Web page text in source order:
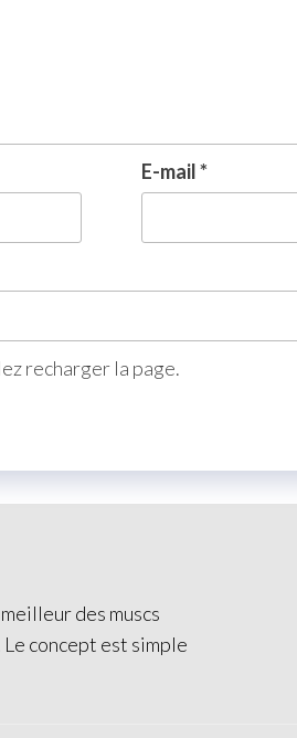
E-mail*
recharger la page.
des muscs
concept est simple